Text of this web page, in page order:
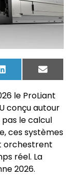
LinkedIn
Email
le ProLiant
conçu autour
pas le calcul
ces systèmes
orchestrent
réel. La
2026.